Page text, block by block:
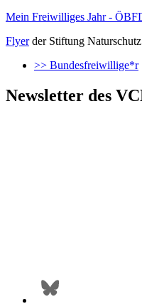
Mein Freiwilliges Jahr -
Flyerder Stiftung
>> Bundesfreiwillige*r
Newsletter des